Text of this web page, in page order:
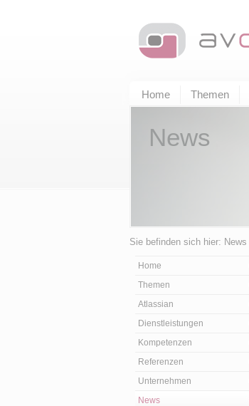
Home Themen
News
Sie befinden sich hier: News
Home
Themen
Atlassian
Dienstleistungen
Kompetenzen
Referenzen
Unternehmen
News